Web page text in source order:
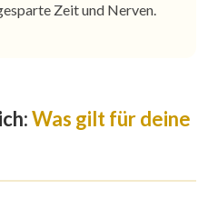
Zeit und Nerven.
Was gilt für deine